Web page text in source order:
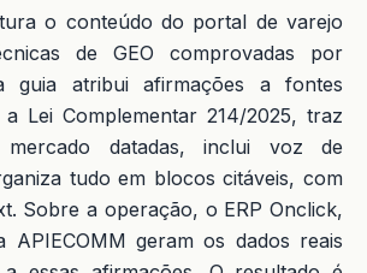
o conteúdo do portal de varejo
de GEO comprovadas por
guia atribui afirmações a fontes
Lei Complementar 214/2025, traz
mercado datadas, inclui voz de
tudo em blocos citáveis, com
Sobre a operação, o ERP Onclick,
APIECOMM geram os dados reais